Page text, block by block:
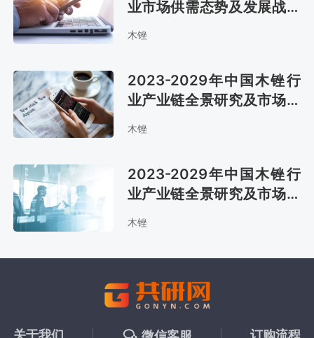
业市场供需态势及发展战略
咨询报告
木锉
2023-2029年中国木锉行
业产业链全景研究及市场前
景评估报告
木锉
2023-2029年中国木锉行
业产业链全景研究及市场趋
势预测报告
木锉
关于我们 订购流程